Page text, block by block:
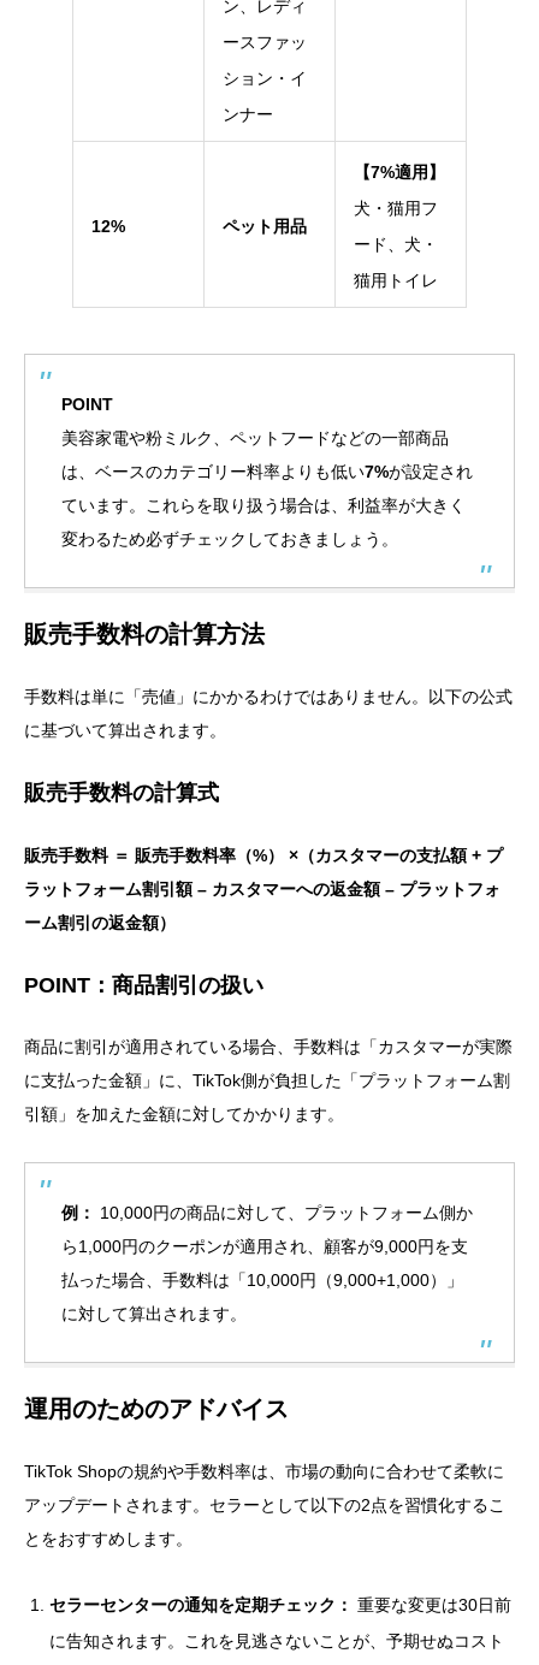
ン、レディ
ースファッ
ション・イ
ンナー
12% ペット用品
【7%適用】
犬・猫用フ
ード、犬・
猫用トイレ
POINT
美容家電や粉ミルク、ペットフードなどの一部商品
は、ベースのカテゴリー料率よりも低い7%が設定され
ています。これらを取り扱う場合は、利益率が大きく
変わるため必ずチェックしておきましょう。
販売手数料の計算方法
手数料は単に「売値」にかかるわけではありません。以下の公式
に基づいて算出されます。
販売手数料の計算式
販売手数料 ＝ 販売手数料率（%） ×（カスタマーの支払額 + プ
ラットフォーム割引額 – カスタマーへの返金額 – プラットフォ
ーム割引の返金額）
POINT：商品割引の扱い
商品に割引が適用されている場合、手数料は「カスタマーが実際
に支払った金額」に、TikTok側が負担した「プラットフォーム割
引額」を加えた金額に対してかかります。
例：
10,000円の商品に対して、プラットフォーム側か
ら1,000円のクーポンが適用され、顧客が9,000円を支
払った場合、手数料は「10,000円（9,000+1,000）」
に対して算出されます。
運用のためのアドバイス
TikTok Shopの規約や手数料率は、市場の動向に合わせて柔軟に
アップデートされます。セラーとして以下の2点を習慣化するこ
とをおすすめします。
セラーセンターの通知を定期チェック： 重要な変更は30日前
に告知されます。これを見逃さないことが、予期せぬコスト